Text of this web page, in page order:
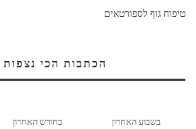
טיפוח גוף לספורטאים
הכתבות הכי
בשבוע האחרון בחודש האחרון